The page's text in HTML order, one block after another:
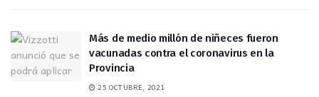
Más de medio millón de niñeces fueron
vacunadas contra el coronavirus en la
Provincia
25 OCTUBRE, 2021